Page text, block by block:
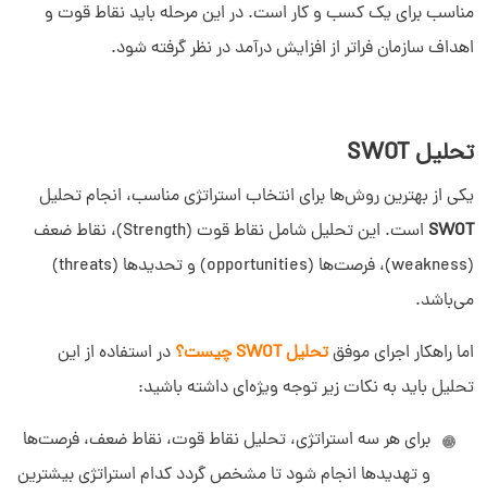
مناسب برای یک کسب و کار است. در این مرحله باید نقاط قوت و
اهداف سازمان فراتر از افزایش درآمد در نظر گرفته شود.
تحلیل SWOT
یکی از بهترین روش‌ها برای انتخاب استراتژی مناسب، انجام تحلیل
SWOT
است. این تحلیل شامل نقاط قوت (Strength)، نقاط ضعف
(weakness)، فرصت‌ها (opportunities) و تحدیدها (threats)
می‌باشد.
اما راهکار اجرای موفقتحلیل SWOT چیست؟
در استفاده از این
تحلیل باید به نکات زیر توجه ویژه‌ای داشته باشید:
برای هر سه استراتژی، تحلیل نقاط قوت، نقاط ضعف، فرصت‌ها
و تهدیدها انجام شود تا مشخص گردد کدام استراتژی بیشترین
چطور میتونم کمکتون کنم؟